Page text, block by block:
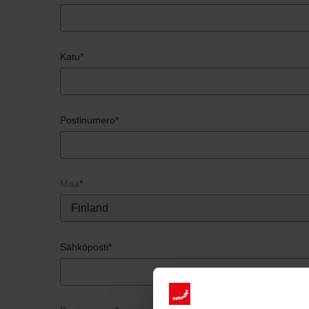
Katu*
Postinumero*
Maa*
Sähköposti*